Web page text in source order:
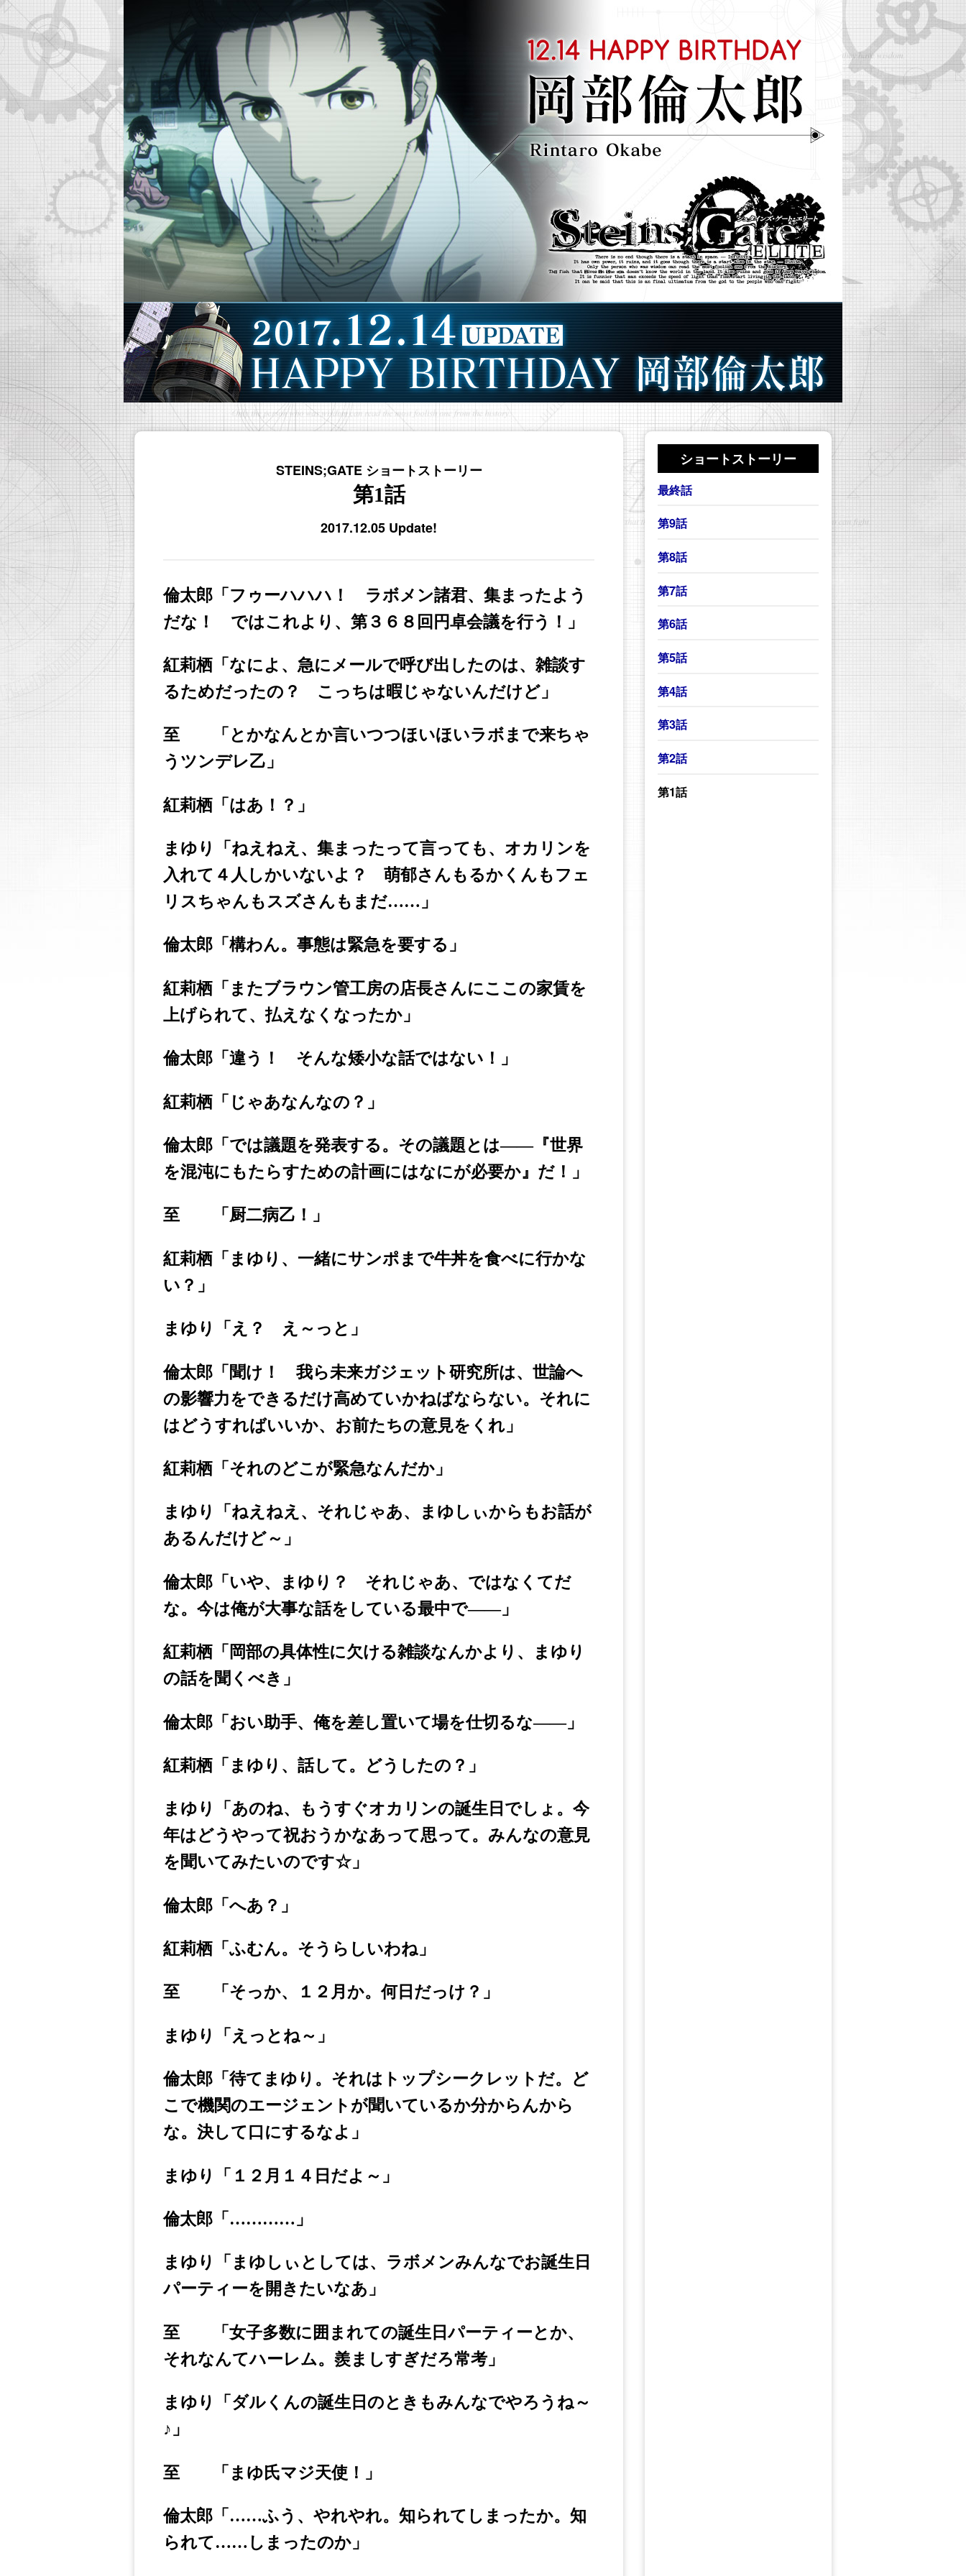
STEINS;GATE ショートストーリー
第1話
2017.12.05 Update!
倫太郎「フゥーハハハ！ ラボメン諸君、集まったよう
だな！ ではこれより、第３６８回円卓会議を行う！」
紅莉栖「なによ、急にメールで呼び出したのは、雑談す
るためだったの？ こっちは暇じゃないんだけど」
至 「とかなんとか言いつつほいほいラボまで来ちゃ
うツンデレ乙」
紅莉栖「はあ！？」
まゆり「ねえねえ、集まったって言っても、オカリンを
入れて４人しかいないよ？ 萌郁さんもるかくんもフェ
リスちゃんもスズさんもまだ……」
倫太郎「構わん。事態は緊急を要する」
紅莉栖「またブラウン管工房の店長さんにここの家賃を
上げられて、払えなくなったか」
倫太郎「違う！ そんな矮小な話ではない！」
紅莉栖「じゃあなんなの？」
倫太郎「では議題を発表する。その議題とは――『世界
を混沌にもたらすための計画にはなにが必要か』だ！」
至 「厨二病乙！」
紅莉栖「まゆり、一緒にサンポまで牛丼を食べに行かな
い？」
まゆり「え？ え～っと」
倫太郎「聞け！ 我ら未来ガジェット研究所は、世論へ
の影響力をできるだけ高めていかねばならない。それに
はどうすればいいか、お前たちの意見をくれ」
紅莉栖「それのどこが緊急なんだか」
まゆり「ねえねえ、それじゃあ、まゆしぃからもお話が
あるんだけど～」
倫太郎「いや、まゆり？ それじゃあ、ではなくてだ
な。今は俺が大事な話をしている最中で――」
紅莉栖「岡部の具体性に欠ける雑談なんかより、まゆり
の話を聞くべき」
倫太郎「おい助手、俺を差し置いて場を仕切るな――」
紅莉栖「まゆり、話して。どうしたの？」
まゆり「あのね、もうすぐオカリンの誕生日でしょ。今
年はどうやって祝おうかなあって思って。みんなの意見
を聞いてみたいのです☆」
倫太郎「へあ？」
紅莉栖「ふむん。そうらしいわね」
至 「そっか、１２月か。何日だっけ？」
まゆり「えっとね～」
倫太郎「待てまゆり。それはトップシークレットだ。ど
こで機関のエージェントが聞いているか分からんから
な。決して口にするなよ」
まゆり「１２月１４日だよ～」
倫太郎「…………」
まゆり「まゆしぃとしては、ラボメンみんなでお誕生日
パーティーを開きたいなあ」
至 「女子多数に囲まれての誕生日パーティーとか、
それなんてハーレム。羨ましすぎだろ常考」
まゆり「ダルくんの誕生日のときもみんなでやろうね～
♪」
至 「まゆ氏マジ天使！」
倫太郎「……ふう、やれやれ。知られてしまったか。知
られて……しまったのか」
ショートストーリー
最終話
第9話
第8話
第7話
第6話
第5話
第4話
第3話
第2話
第1話